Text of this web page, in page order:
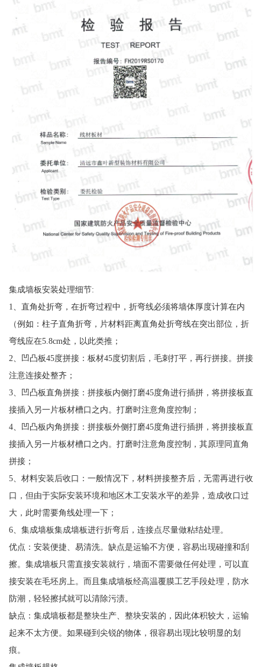
集成墙板安装处理细节:
1、直角处折弯，在折弯过程中，折弯线必须将墙体厚度计算在内
（例如：柱子直角折弯，片材料距离直角处折弯线在突出部位，折
弯线应在5.8cm处，以此类推；
2、凹凸板45度拼接：板材45度切割后，毛刺打平，再行拼接。拼接
注意连接处整齐；
3、凹凸板直角拼接：拼接板内侧打磨45度角进行插拼，将拼接板直
接插入另一片板材槽口之内。打磨时注意角度控制；
4、凹凸板内角拼接：拼接板外侧打磨45度角进行插拼，将拼接板直
接插入另一片板材槽口之内。打磨时注意角度控制，其原理同直角
拼接；
5、材料安装后收口：一般情况下，材料拼接整齐后，无需再进行收
口，但由于实际安装环境和地区木工安装水平的差异，造成收口过
大，此时需要角线处理一下；
6、集成墙板集成墙板进行折弯后，连接点尽量做粘结处理。
优点：安装便捷、易清洗。缺点是运输不方便，容易出现碰撞和刮
擦。集成墙板只需直接安装就行，墙面不需要做任何处理，可以直
接安装在毛坯房上。而且集成墙板经高温覆膜工艺手段处理，防水
防潮，轻轻擦拭就可以清除污渍。
缺点：集成墙板都是整块生产、整块安装的，因此体积较大，运输
起来不太方便。如果碰到尖锐的物体，很容易出现比较明显的划
痕。